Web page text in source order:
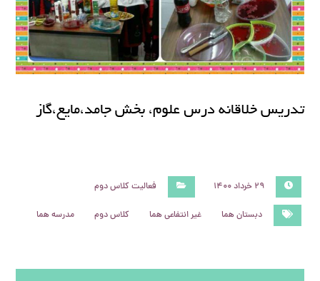
تدريس خلاقانه درس علوم، بخش جامد،مايع،گاز
۲۹ خرداد ۱۴۰۰ فعالیت کلاس دوم
دبستان هما غیر انتفاعی هما کلاس دوم مدرسه هما